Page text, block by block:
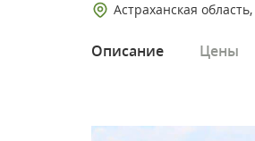
Астраханская
Описание Цены